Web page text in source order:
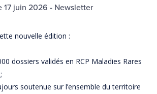
17 juin 2026 - Newsletter
nouvelle édition :
dossiers validés en RCP Maladies Rares
soutenue sur l’ensemble du territoire